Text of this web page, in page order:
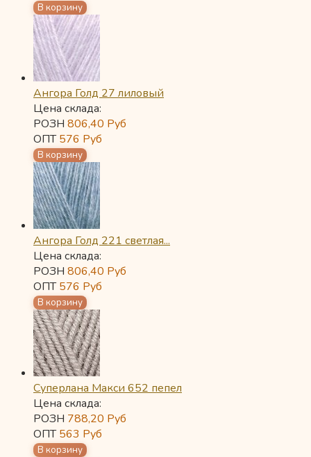
Ангора Голд 27 лиловый
Цена склада:
РОЗН 806,40 Руб
ОПТ576 Руб
Ангора Голд 221 светлая...
Цена склада:
РОЗН 806,40 Руб
ОПТ576 Руб
Суперлана Макси 652 пепел
Цена склада:
РОЗН 788,20 Руб
ОПТ563 Руб